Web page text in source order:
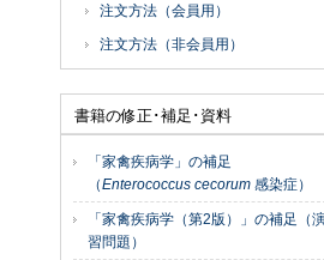
注文方法（会員用）
注文方法（非会員用）
書籍の修正･補足･資料
「家禽疾病学」の補足
（Enterococcus cecorum 感染症）
「家禽疾病学（第2版）」の補足（
習問題）